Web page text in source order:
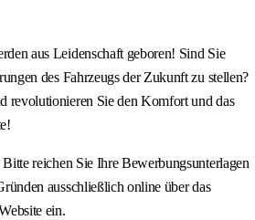
aus Leidenschaft geboren! Sind Sie
des Fahrzeugs der Zukunft zu stellen?
revolutionieren Sie den Komfort und das
reichen Sie Ihre Bewerbungsunterlagen
ausschließlich online über das
ein.